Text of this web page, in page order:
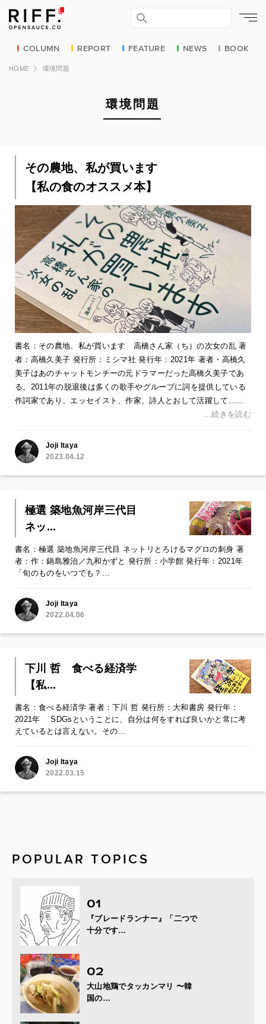
COLUMN REPORT FEATURE NEWS BOOK
HOME 環境問題
環境問題
その農地、私が買います
【私の食のオススメ本】
書名：その農地、私が買います 高橋さん家（ち）の次女の乱 著
者：高橋久美子 発行所：ミシマ社 発行年：2021年 著者・高橋久
美子はあのチャットモンチーの元ドラマーだった高橋久美子であ
る。2011年の脱退後は多くの歌手やグループに詞を提供している
作詞家であり、エッセイスト、作家、詩人とおして活躍して……
…続きを読む
Joji Itaya
2023.04.12
極選 築地魚河岸三代目
ネッ...
書名：極選 築地魚河岸三代目 ネットリとろけるマグロの刺身 著
者：作：鍋島雅治／九和かずと 発行所：小学館 発行年：2021年
「旬のものをいつでも？…
Joji Itaya
2022.04.06
下川 哲 食べる経済学
【私...
書名：食べる経済学 著者：下川 哲 発行所：大和書房 発行年：
2021年 SDGsということに、自分は何をすれば良いかと常に考
えているとは言えない。その…
Joji Itaya
2022.03.15
POPULAR TOPICS
『ブレードランナー』「二つで
十分です…
大山地鶏でタッカンマリ 〜韓
国の…